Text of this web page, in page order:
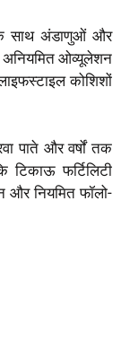
के साथ अंडाणुओं और
अनियमित ओव्यूलेशन
कोशिशों
पाते और वर्षों तक
टिकाऊ फर्टिलिटी
नियमित फॉलो-